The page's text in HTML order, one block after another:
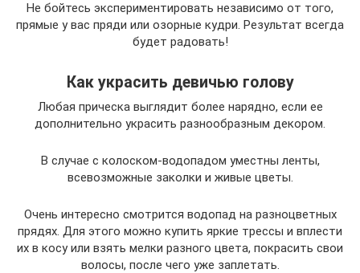
Не бойтесь экспериментировать независимо от того,
прямые у вас пряди или озорные кудри. Результат всегда
будет радовать!
Как украсить девичью голову
Любая прическа выглядит более нарядно, если ее
дополнительно украсить разнообразным декором.
В случае с колоском-водопадом уместны ленты,
всевозможные заколки и живые цветы.
Очень интересно смотрится водопад на разноцветных
прядях. Для этого можно купить яркие трессы и вплести
их в косу или взять мелки разного цвета, покрасить свои
волосы, после чего уже заплетать.